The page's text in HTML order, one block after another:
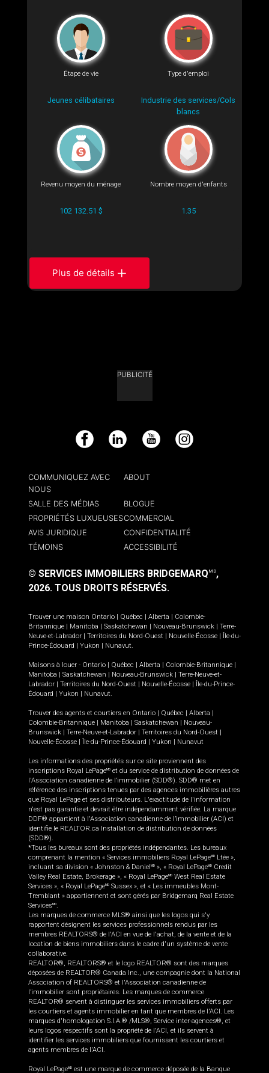
Étape de vie
Jeunes célibataires
Type d'emploi
Industrie des services/Cols
blancs
Revenu moyen du ménage
102 132.51 $
Nombre moyen d'enfants
1.35
Plus de détails
PUBLICITÉ
Facebook LinkedIn YouTube Instagram
COMMUNIQUEZ AVEC
NOUS
ABOUT
SALLE DES MÉDIAS
BLOGUE
PROPRIÉTÉS LUXUEUSESCOMMERCIAL
AVIS JURIDIQUE
CONFIDENTIALITÉ
TÉMOINS
ACCESSIBILITÉ
© SERVICES IMMOBILIERS BRIDGEMARQ MD,
2026. TOUS DROITS RÉSERVÉS.
Trouver une maison Ontario Québec Alberta
Colombie-
Britannique
Manitoba Saskatchewan Nouveau-Brunswick
Terre-
Neuve-et-Labrador
Territoires du Nord-Ouest Nouvelle-Écosse
Île-du-
Prince-Édouard
Yukon Nunavut.
Maisons à louer - Ontario Québec Alberta Colombie-Britannique
Manitoba
Saskatchewan Nouveau-Brunswick
Terre-Neuve-et-
Labrador
Territoires du Nord-Ouest Nouvelle-Écosse
Île-du-Prince-
Édouard
Yukon Nunavut.
Trouver des agents et courtiers en Ontario Québec Alberta
Colombie-Britannique
Manitoba Saskatchewan
Nouveau-
Brunswick
Terre-Neuve-et-Labrador Territoires du Nord-Ouest
Nouvelle-Écosse
Île-du-Prince-Édouard Yukon Nunavut
Les informations des propriétés sur ce site proviennent des
inscriptions Royal LePageMD et du service de distribution de données de
l'Association canadienne de l’immobilier (SDD®). SDD® met en
référence des inscriptions tenues par des agences immobilières autres
que Royal LePage et ses distributeurs. L'exactitude de l'information
n'est pas garantie et devrait être indépendamment vérifiée. La marque
DDF® appartient à l'Association canadienne de l’immobilier (ACI) et
identifie le REALTOR.ca Installation de distribution de données
(SDD®).
*Tous les bureaux sont des propriétés indépendantes. Les bureaux
comprenant la mention « Services immobiliers Royal LePageMD
Ltée »,
incluant sa division « Johnston & Daniel MD », « Royal LePageMD
Credit
Valley Real Estate, Brokerage », « Royal LePageMD West Real Estate
Services », « Royal LePageMD Sussex », et « Les immeubles Mont-
Tremblant » appartiennent et sont gérés par Bridgemarq Real Estate
ServicesMD.
Les marques de commerce MLS® ainsi que les logos qui s'y
rapportent désignent les services professionnels rendus par les
membres REALTORS® de l'ACI en vue de l'achat, de la vente et de la
location de biens immobiliers dans le cadre d'un système de vente
collaborative.
REALTOR®, REALTORS® et le logo REALTOR® sont des marques
déposées de REALTOR® Canada Inc., une compagnie dont la National
Association of REALTORS® et l'Association canadienne de
l’immobilier sont propriétaires. Les marques de commerce
REALTOR® servent à distinguer les services immobiliers offerts par
les courtiers et agents immobilier en tant que membres de l'ACI. Les
marques d'homologation S.I.A.® /MLS®, Service inter-agences®, et
leurs logos respectifs sont la propriété de l'ACI, et ils servent à
identifier les services immobiliers que fournissent les courtiers et
agents membres de l'ACI.
Royal LePageMD est une marque de commerce déposée de la Banque